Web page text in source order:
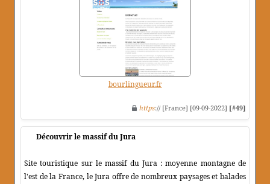
bourlingueur.fr
https:// [France] [09-09-2022] [#49]
Découvrir le massif du Jura
Site touristique sur le massif du Jura : moyenne montagne de
l'est de la France, le Jura offre de nombreux paysages et balades